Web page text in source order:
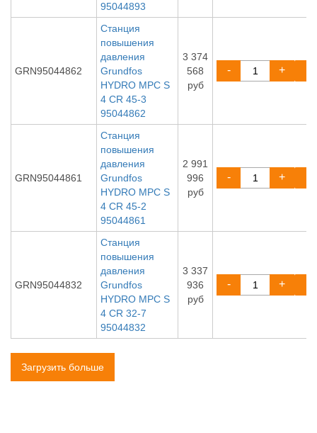
95044893
GRN95044862
Станция
повышения
давления
Grundfos
HYDRO MPC S
4 CR 45-3
95044862
3 374
568
руб
- +
GRN95044861
Станция
повышения
давления
Grundfos
HYDRO MPC S
4 CR 45-2
95044861
2 991
996
руб
- +
GRN95044832
Станция
повышения
давления
Grundfos
HYDRO MPC S
4 CR 32-7
95044832
3 337
936
руб
- +
Загрузить больше